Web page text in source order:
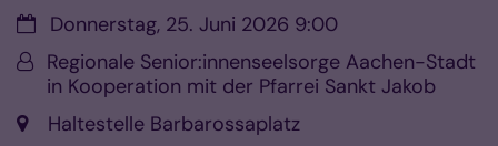
Datum:Donnerstag, 25. Juni 2026 9:00
Von:Regionale Senior:innenseelsorge Aachen-Stadt
in Kooperation mit der Pfarrei Sankt Jakob
Ort:Haltestelle Barbarossaplatz